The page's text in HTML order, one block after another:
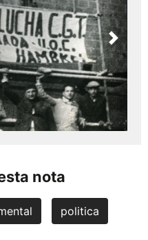
Next
nota
politica